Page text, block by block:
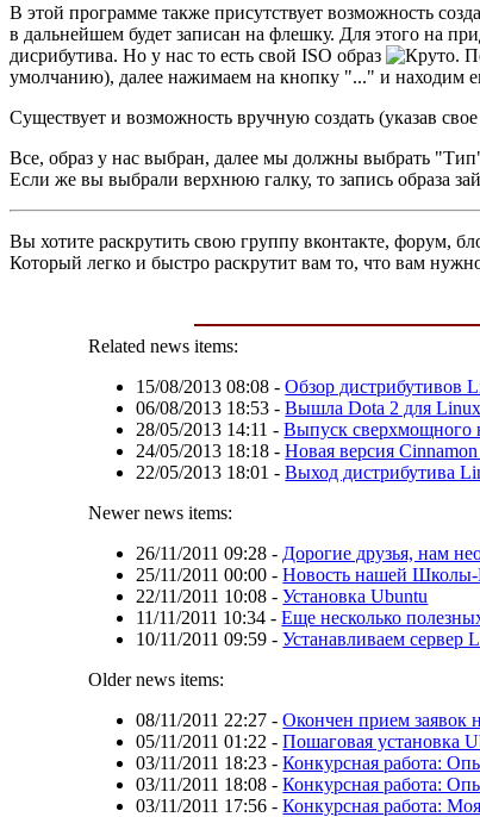
В этой программе также присутствует возможность
в дальнейшем будет записан на флешку. Для этого на
дисрибутива. Но у нас то есть свой ISO образ
.
умолчанию), далее нажимаем на кнопку "..." и находим
Существует и возможность вручную создать (указав
Все, образ у нас выбран, далее мы должны выбрать
Если же вы выбрали верхнюю галку, то запись образа
Вы хотите раскрутить свою группу вконтакте, форум,
Который легко и быстро раскрутит вам то, что вам
Related news items:
15/08/2013 08:08 -Обзор дистрибутивов
06/08/2013 18:53 -Вышла Dota 2 для
28/05/2013 14:11 -Выпуск сверхмощного
24/05/2013 18:18 -Новая версия
22/05/2013 18:01 -Выход дистрибутива
Newer news items:
26/11/2011 09:28 - Дорогие друзья, нам
25/11/2011 00:00 -Новость нашей
22/11/2011 10:08 -Установка Ubuntu
11/11/2011 10:34 -Еще несколько
10/11/2011 09:59 -Устанавливаем сервер
Older news items:
08/11/2011 22:27 -Окончен прием заявок
05/11/2011 01:22 -Пошаговая установка
03/11/2011 18:23 -Конкурсная работа:
03/11/2011 18:08 -Конкурсная работа:
03/11/2011 17:56 -Конкурсная работа: